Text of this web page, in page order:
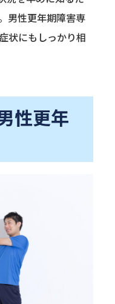
男性更年期障害専
状にもしっかり相
性更年